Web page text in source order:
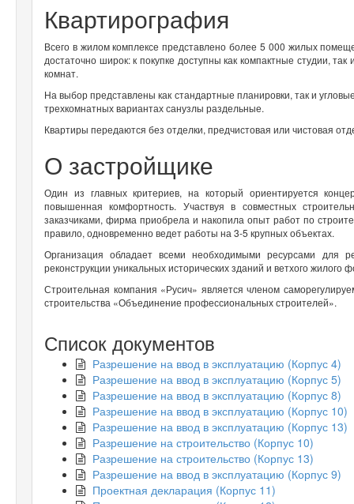
Квартирография
Всего в жилом комплексе представлено более 5 000 жилых
достаточно широк: к покупке доступны как компактные студии,
комнат.
На выбор представлены как стандартные планировки, так и
трехкомнатных вариантах санузлы раздельные.
Квартиры передаются без отделки, предчистовая или чистовая
О застройщике
Один из главных критериев, на который ориентируется
повышенная комфортность. Участвуя в совместных
заказчиками, фирма приобрела и накопила опыт работ по
правило, одновременно ведет работы на 3-5 крупных объектах.
Организация обладает всеми необходимыми ресурсами для
реконструкции уникальных исторических зданий и ветхого жилого
Строительная компания «Русич» является членом
строительства «Объединение профессиональных строителей».
Список документов
Разрешение на ввод в эксплуатацию (Корпус 4)
Разрешение на ввод в эксплуатацию (Корпус 5)
Разрешение на ввод в эксплуатацию (Корпус 8)
Разрешение на ввод в эксплуатацию (Корпус 10)
Разрешение на ввод в эксплуатацию (Корпус 13)
Разрешение на строительство (Корпус 10)
Разрешение на строительство (Корпус 13)
Разрешение на ввод в эксплуатацию (Корпус 9)
Проектная декларация (Корпус 11)